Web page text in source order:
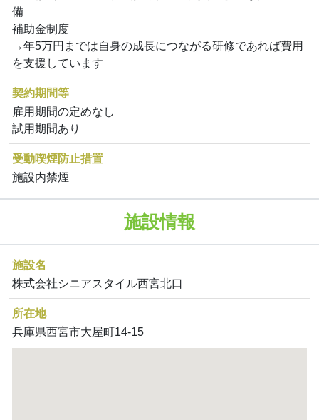
備
補助金制度
→年5万円までは自身の成長につながる研修であれば費用
を支援しています
契約期間等
雇用期間の定めなし
試用期間あり
受動喫煙防止措置
施設内禁煙
施設情報
施設名
株式会社シニアスタイル西宮北口
所在地
兵庫県西宮市大屋町14-15